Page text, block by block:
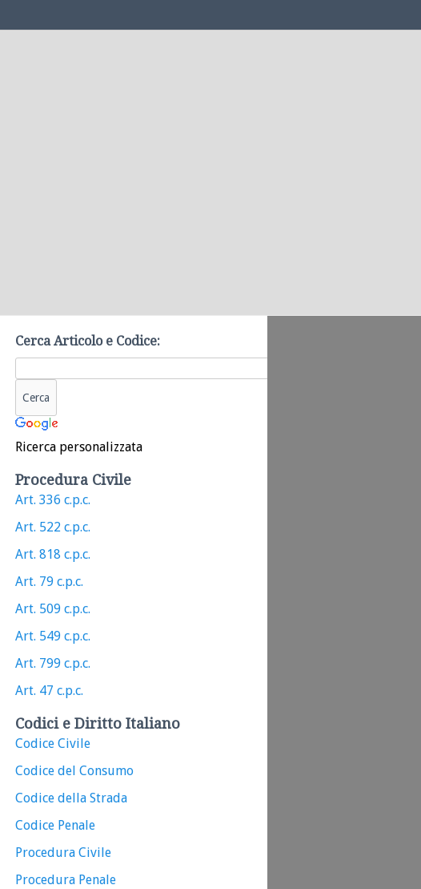
Cerca Articolo e Codice:
Ricerca personalizzata
Procedura Civile
Art. 336 c.p.c.
Art. 522 c.p.c.
Art. 818 c.p.c.
Art. 79 c.p.c.
Art. 509 c.p.c.
Art. 549 c.p.c.
Art. 799 c.p.c.
Art. 47 c.p.c.
Codici e Diritto Italiano
Codice Civile
Codice del Consumo
Codice della Strada
Codice Penale
Procedura Civile
Procedura Penale